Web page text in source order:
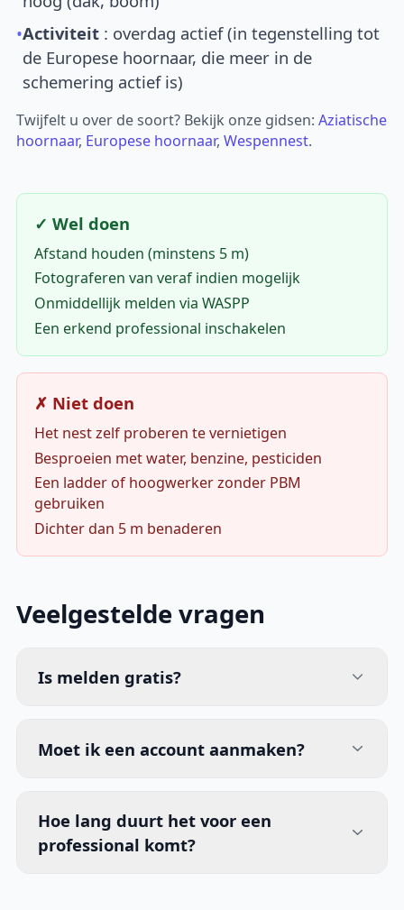
•Activiteit : overdag actief (in tegenstelling tot
de Europese hoornaar, die meer in de
schemering actief is)
Twijfelt u over de soort? Bekijk onze gidsen:Aziatische
hoornaar, Europese hoornaar,Wespennest.
✓ Wel doen
Afstand houden (minstens 5 m)
Fotograferen van veraf indien mogelijk
Onmiddellijk melden via WASPP
Een erkend professional inschakelen
✗ Niet doen
Het nest zelf proberen te vernietigen
Besproeien met water, benzine, pesticiden
Een ladder of hoogwerker zonder PBM
gebruiken
Dichter dan 5 m benaderen
Veelgestelde vragen
Is melden gratis?
Moet ik een account aanmaken?
Hoe lang duurt het voor een
professional komt?